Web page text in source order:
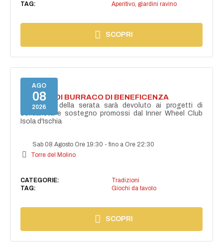
TAG:
Aperitivo, giardini ravino
SCOPRI
AGO
08
2026
TORNEO DI BURRACO DI BENEFICENZA
Il ricavato della serata sarà devoluto ai progetti di
solidarietà e sostegno promossi dal Inner Wheel Club
Isola d'Ischia
Sab 08 Agosto Ore 19:30 -fino a Ore 22:30
Torre del Molino
CATEGORIE:
Tradizioni
TAG:
Giochi da tavolo
SCOPRI